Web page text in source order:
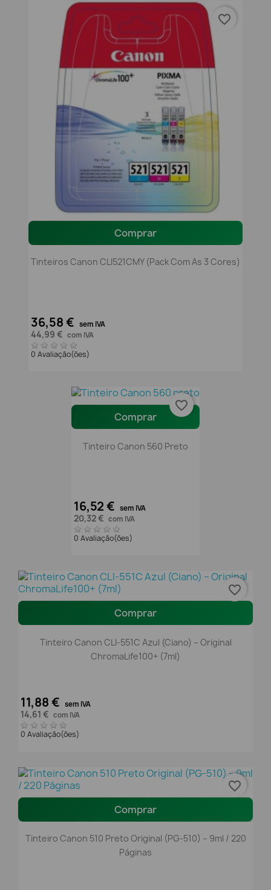
Comprar
Tinteiros Canon CLI521CMY (pack Com As 3 Cores)
36,58 € sem IVA
44,99 € com IVA
0 Avaliação(ões)
favorite_border
Comprar
Tinteiro Canon 560 Preto
16,52 € sem IVA
20,32 € com IVA
0 Avaliação(ões)
favorite_border
Comprar
Tinteiro Canon CLI-551C Azul (Ciano) – Original
ChromaLife100+ (7ml)
11,88 € sem IVA
14,61 € com IVA
0 Avaliação(ões)
favorite_border
Comprar
Tinteiro Canon 510 Preto Original (PG-510) – 9ml / 220
Páginas
favorite_border